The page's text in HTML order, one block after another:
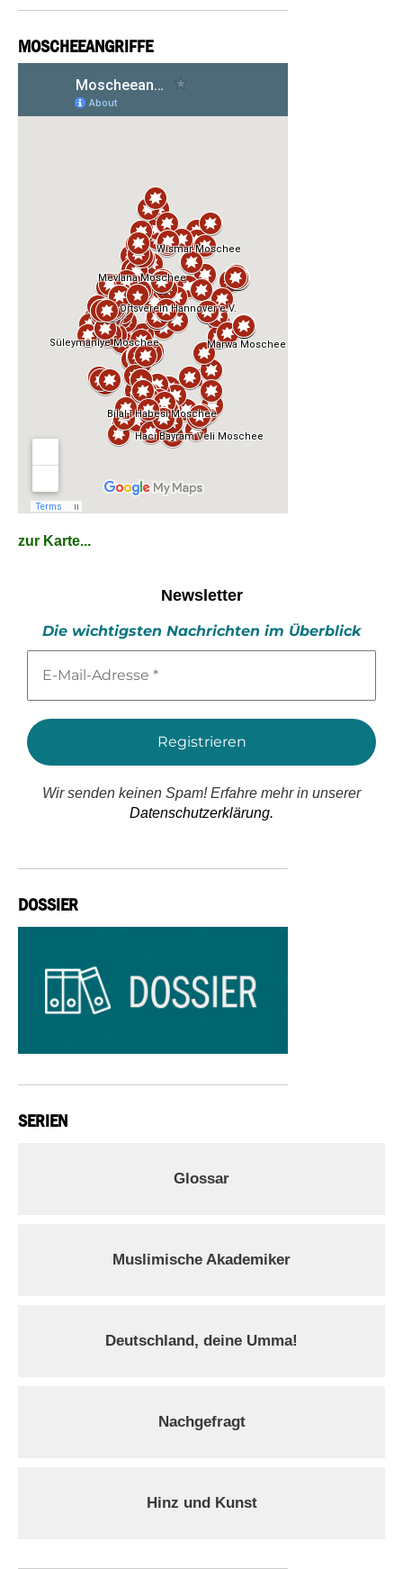
MOSCHEEANGRIFFE
zur Karte...
Newsletter
Die wichtigsten Nachrichten im Überblick
Mail-
*
Wir senden keinen Spam! Erfahre mehr in unserer
Datenschutzerklärung.
DOSSIER
SERIEN
Glossar
Muslimische Akademiker
Deutschland, deine Umma!
Nachgefragt
Hinz und Kunst